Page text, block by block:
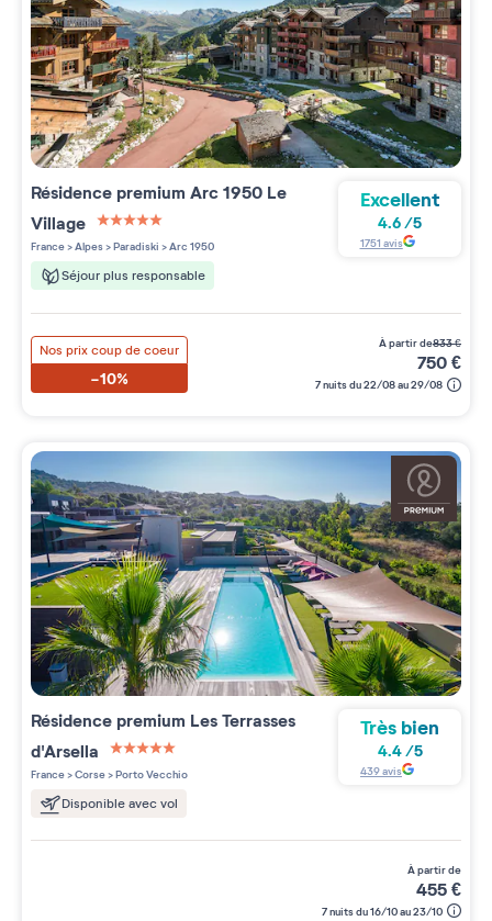
Résidence premium Arc 1950 Le
Village
5 étoiles sur 5
France>Alpes>Paradiski >Arc 1950
Séjour plus responsable
Excellent
4.6/5
1751 avis
Nos prix coup de coeur
-10%
à partir de833€
750€
7 nuits du 22/08 au 29/08
Résidence premium Les Terrasses
d'Arsella
5 étoiles sur 5
France>Corse>Porto Vecchio
Disponible avec vol
Très bien
4.4 /5
439avis
à partir de
455€
7 nuits du 16/10 au 23/10